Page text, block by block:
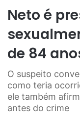
Neto é
de 84
O suspeito
como teria
ele também
antes do crime